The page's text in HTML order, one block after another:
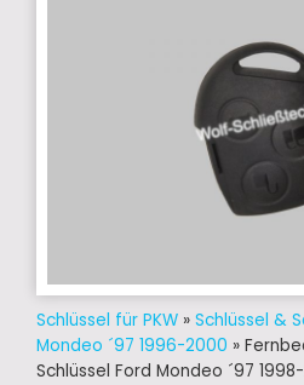
Schlüssel für PKW » Schlüssel &
Mondeo ´97 1996-2000 »
Schlüssel Ford Mondeo ´97